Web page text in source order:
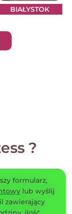
BIAŁYSTOK
?
formularz,
lub wyślij
zawierający